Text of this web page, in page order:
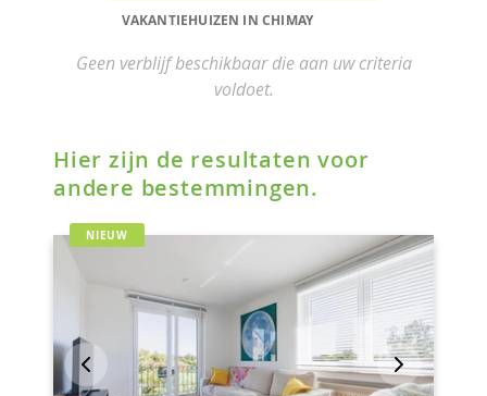
VAKANTIEHUIZEN IN CHIMAY
Geen verblijf beschikbaar die aan uw criteria
voldoet.
Hier zijn de resultaten voor
andere bestemmingen.